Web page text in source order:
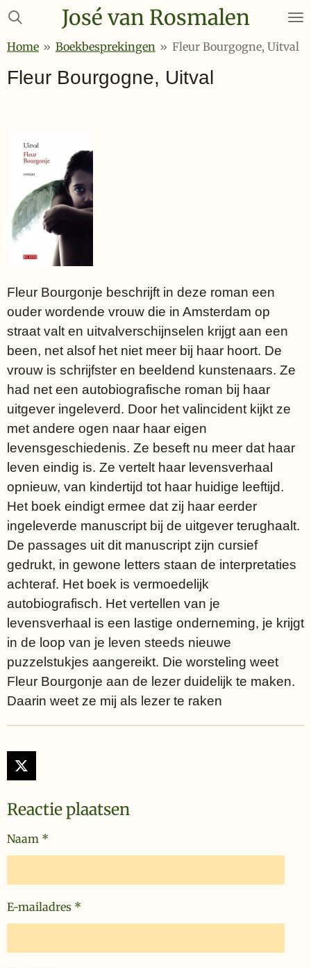
Ga
naar
hoofdinhoud
José van Rosmalen
Home » Boekbesprekingen » Fleur Bourgogne, Uitval
Fleur Bourgogne, Uitval
Fleur Bourgonje beschrijft in deze roman een
ouder wordende vrouw die in Amsterdam op
straat valt en uitvalverschijnselen krijgt aan een
been, net alsof het niet meer bij haar hoort. De
vrouw is schrijfster en beeldend kunstenaars. Ze
had net een autobiografische roman bij haar
uitgever ingeleverd. Door het valincident kijkt ze
met andere ogen naar haar eigen
levensgeschiedenis. Ze beseft nu meer dat haar
leven eindig is. Ze vertelt haar levensverhaal
opnieuw, van kindertijd tot haar huidige leeftijd.
Het boek eindigt ermee dat zij haar eerder
ingeleverde manuscript bij de uitgever terughaalt.
De passages uit dit manuscript zijn cursief
gedrukt, in gewone letters staan de interpretaties
achteraf. Het boek is vermoedelijk
autobiografisch. Het vertellen van je
levensverhaal is een lastige onderneming, je krijgt
in de loop van je leven steeds nieuwe
puzzelstukjes aangereikt. Die worsteling weet
Fleur Bourgonje aan de lezer duidelijk te maken.
Daarin weet ze mij als lezer te raken
X
Reactie plaatsen
Naam *
E-mailadres *